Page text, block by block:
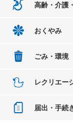
高齢・介護
おくやみ
ごみ・環境
レクリエー
届出・手続